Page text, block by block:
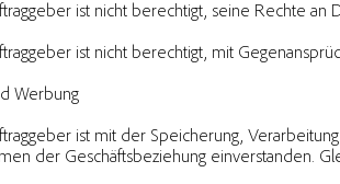
ist nicht berechtigt, seine Rechte
ist nicht berechtigt, mit
Werbung
ist mit der Speicherung,
der Geschäftsbeziehung einverstanden.